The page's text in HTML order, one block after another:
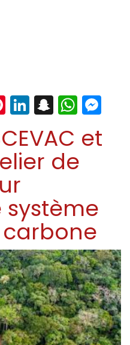
Pinterest
LinkedIn
Snapchat
et
de